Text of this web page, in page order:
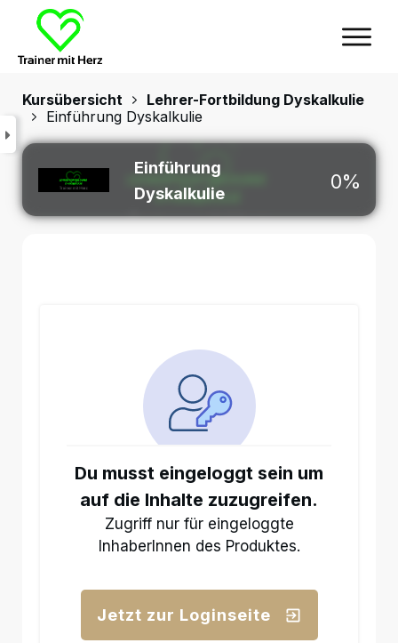
Kursübersicht
Lehrer-Fortbildung Dyskalkulie
Einführung Dyskalkulie
Einführung
Dyskalkulie
0%
Du musst eingeloggt sein um
auf die Inhalte zuzugreifen.
Zugriff nur für eingeloggte
InhaberInnen des Produktes.
Jetzt zur Loginseite